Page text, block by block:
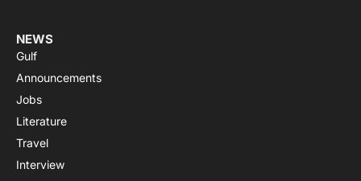
NEWS
Gulf
Announcements
Jobs
Literature
Travel
Interview